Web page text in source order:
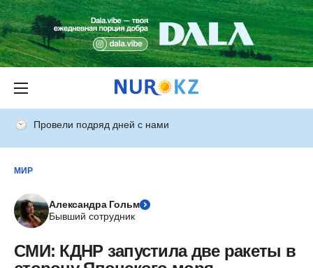
Провели подряд дней с нами
МИР
Александра Гольм
Бывший сотрудник
СМИ: КДНР запустила две ракеты в